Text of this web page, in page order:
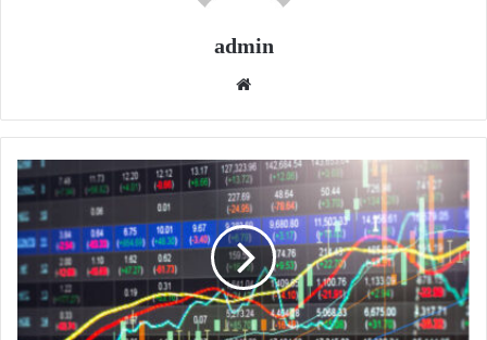
admin
الطلب
كبير
على
السيولة
من
السوق
الكويتي